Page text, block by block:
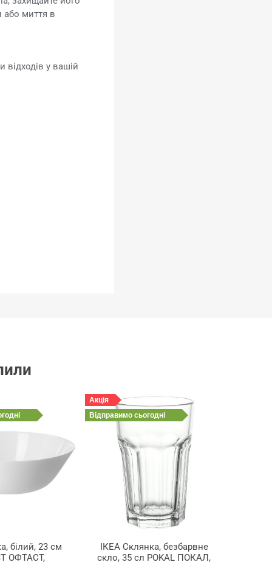
або миття в
у вашій
білий, 23 см
ОФТАСТ,
Акція
Відправимосьогодні
ІКЕА Склянка, безбарвне
скло, 35 сл POKAL ПОКАЛ,